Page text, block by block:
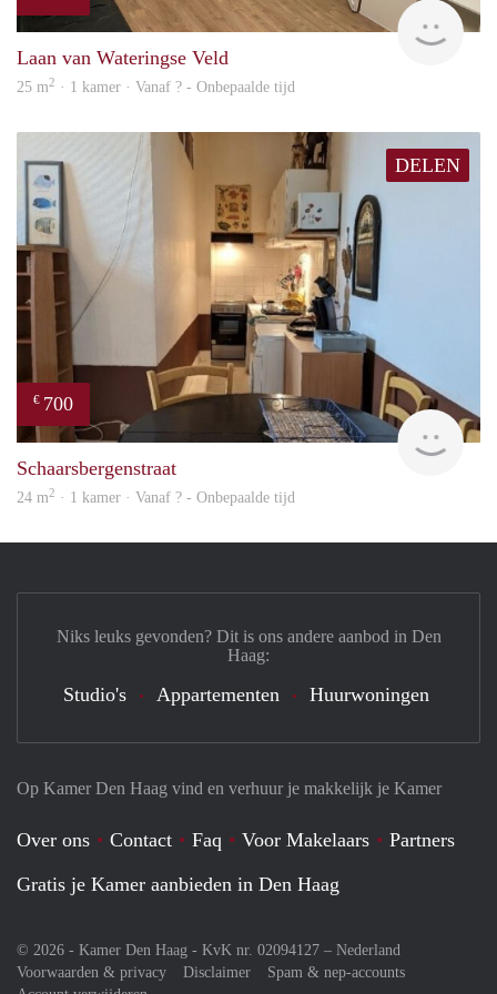
Laan van Wateringse Veld
25 m2 · 1 kamer · Vanaf ? - Onbepaalde tijd
DELEN
€ 700
Schaarsbergenstraat
24 m2 · 1 kamer · Vanaf ? - Onbepaalde tijd
Op Kamer Den Haag vind en verhuur je makkelijk je Kamer
Over ons Contact Faq Voor Makelaars
Partners
Gratis je Kamer aanbieden in Den Haag
© 2026 - Kamer Den Haag - KvK nr. 02094127 – Nederland
Voorwaarden & privacy
Disclaimer
Spam & nep-accounts
Niks leuks gevonden? Dit is ons andere aanbod in Den
Haag:
Studio's Appartementen Huurwoningen